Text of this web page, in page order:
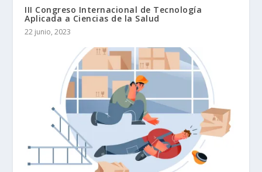
III Congreso Internacional de Tecnología
Aplicada a Ciencias de la Salud
22 junio, 2023